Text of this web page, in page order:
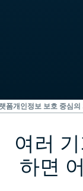
폼개인정보 보호 중심
여러 기기에서
여러 기기에
여러
하면